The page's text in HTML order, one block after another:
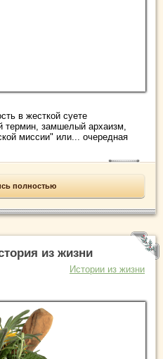
в жесткой суете
термин, замшелый архаизм,
миссии" или... очередная
полностью
из жизни
Истории из жизни